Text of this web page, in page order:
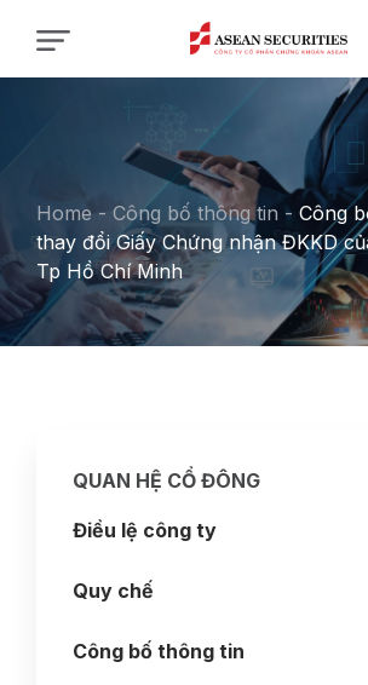
Home - Công bố thông tin - Công
thay đổi Giấy Chứng nhận ĐKKD
Tp Hồ Chí Minh
QUAN HỆ CỔ ĐÔNG
Điều lệ công ty
Quy chế
Công bố thông tin